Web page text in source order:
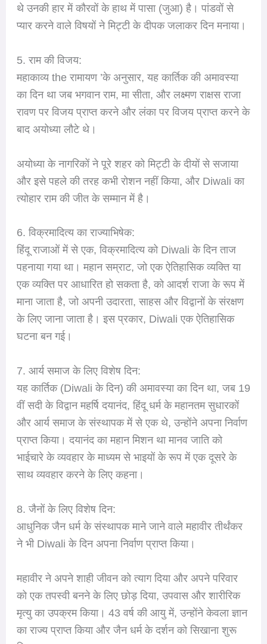
थे उनकी हार में कौरवों के हाथ में पासा (जुआ) है। पांडवों से
प्यार करने वाले विषयों ने मिट्टी के दीपक जलाकर दिन मनाया।
5. राम की विजय:
महाकाव्य the रामायण ’के अनुसार, यह कार्तिक की अमावस्या
का दिन था जब भगवान राम, मा सीता, और लक्ष्मण राक्षस राजा
रावण पर विजय प्राप्त करने और लंका पर विजय प्राप्त करने के
बाद अयोध्या लौटे थे।
अयोध्या के नागरिकों ने पूरे शहर को मिट्टी के दीयों से सजाया
और इसे पहले की तरह कभी रोशन नहीं किया, और Diwali का
त्योहार राम की जीत के सम्मान में है।
6. विक्रमादित्य का राज्याभिषेक:
हिंदू राजाओं में से एक, विक्रमादित्य को Diwali के दिन ताज
पहनाया गया था। महान सम्राट, जो एक ऐतिहासिक व्यक्ति या
एक व्यक्ति पर आधारित हो सकता है, को आदर्श राजा के रूप में
माना जाता है, जो अपनी उदारता, साहस और विद्वानों के संरक्षण
के लिए जाना जाता है। इस प्रकार, Diwali एक ऐतिहासिक
घटना बन गई।
7. आर्य समाज के लिए विशेष दिन:
यह कार्तिक (Diwali के दिन) की अमावस्या का दिन था, जब 19
वीं सदी के विद्वान महर्षि दयानंद, हिंदू धर्म के महानतम सुधारकों
और आर्य समाज के संस्थापक में से एक थे, उन्होंने अपना निर्वाण
प्राप्त किया। दयानंद का महान मिशन था मानव जाति को
भाईचारे के व्यवहार के माध्यम से भाइयों के रूप में एक दूसरे के
साथ व्यवहार करने के लिए कहना।
8. जैनों के लिए विशेष दिन:
आधुनिक जैन धर्म के संस्थापक माने जाने वाले महावीर तीर्थंकर
ने भी Diwali के दिन अपना निर्वाण प्राप्त किया।
महावीर ने अपने शाही जीवन को त्याग दिया और अपने परिवार
को एक तपस्वी बनने के लिए छोड़ दिया, उपवास और शारीरिक
मृत्यु का उपक्रम किया। 43 वर्ष की आयु में, उन्होंने केवला ज्ञान
का राज्य प्राप्त किया और जैन धर्म के दर्शन को सिखाना शुरू